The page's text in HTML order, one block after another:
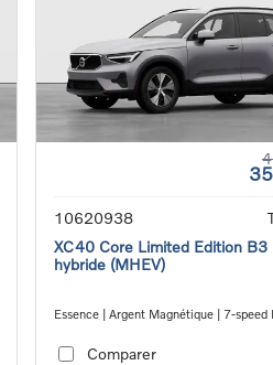
10620938
XC40 Core Limited Edition B3
hybride (MHEV)
Essence | Argent Magnétique | 7-speed
Comparer